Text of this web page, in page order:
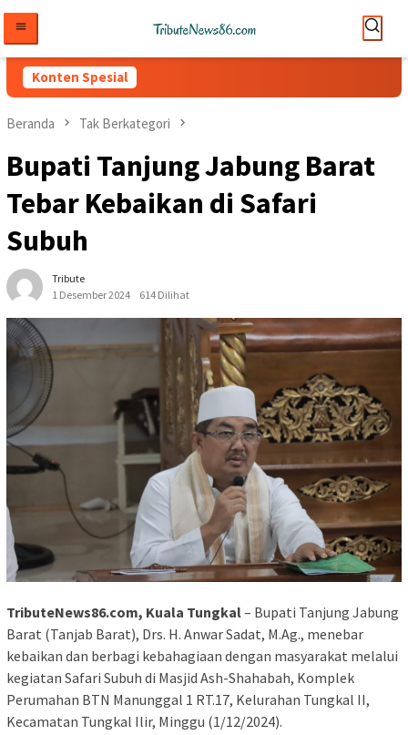
konten
Konten Spesial
Beranda Tak Berkategori
Bupati Tanjung Jabung Barat
Tebar Kebaikan di Safari
Subuh
Tribute
1 Desember 2024
614 Dilihat
TributeNews86.com, Kuala Tungkal– Bupati Tanjung Jabung
Barat (Tanjab Barat), Drs. H. Anwar Sadat, M.Ag., menebar
kebaikan dan berbagi kebahagiaan dengan masyarakat melalui
kegiatan Safari Subuh di Masjid Ash-Shahabah, Komplek
Perumahan BTN Manunggal 1 RT.17, Kelurahan Tungkal II,
Kecamatan Tungkal Ilir, Minggu (1/12/2024).